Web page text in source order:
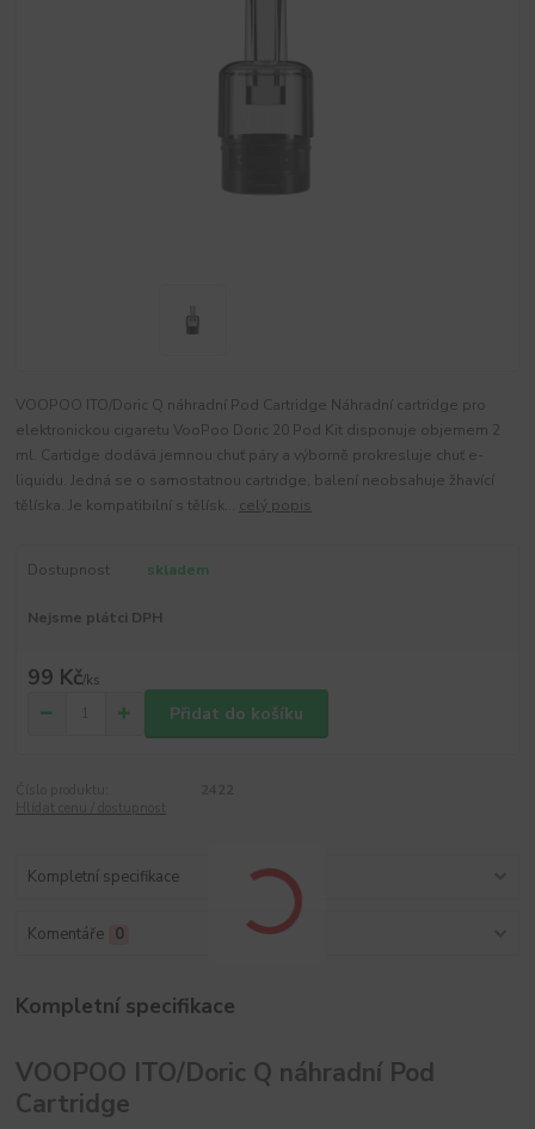
VOOPOO ITO/Doric Q náhradní Pod Cartridge Náhradní cartridge pro
elektronickou cigaretu VooPoo Doric 20 Pod Kit disponuje objemem 2
ml. Cartidge dodává jemnou chuť páry a výborně prokresluje chuť e-
liquidu. Jedná se o samostatnou cartridge, balení neobsahuje žhavící
tělíska. Je kompatibilní s tělísk... celý popis
Dostupnost skladem
Nejsme plátci DPH
99 Kč/ks
Přidat do košíku
Kompletní specifikace
Komentáře 0
Kompletní specifikace
VOOPOO ITO/Doric Q náhradní Pod
Cartridge